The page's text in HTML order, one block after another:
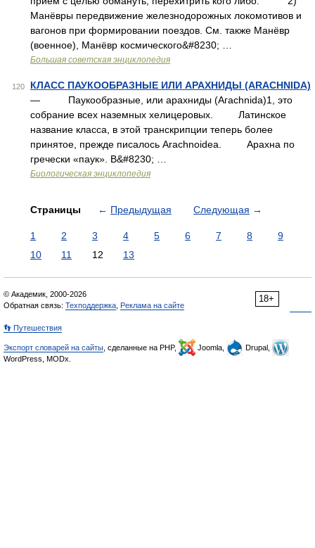
Манёвры передвижение железнодорожных локомотивов и
вагонов при формировании поездов. См. также Манёвр
(военное), Манёвр космического&#8230; …
Большая советская энциклопедия
120
КЛАСС ПАУКООБРАЗНЫЕ ИЛИ АРАХНИДЫ (ARACHNIDA)
— Паукообразные, или арахниды (Агаchnida)1, это
собрание всех наземных хелицеровых. Латинское
название класса, в этой транскрипции теперь более
принятое, прежде писалось Arachnoidea. Арахна по
гречески «паук». В&#8230; …
Биологическая энциклопедия
Страницы ← Предыдущая Следующая →
1 2 3 4 5 6 7 8
9
10
11 12 13
18+
© Академик, 2000-2026
Обратная связь: Техподдержка Реклама на сайте
👣 Путешествия
Экспорт словарей на сайты , сделанные на PHP, Joomla,
Drupal,
WordPress, MODx.